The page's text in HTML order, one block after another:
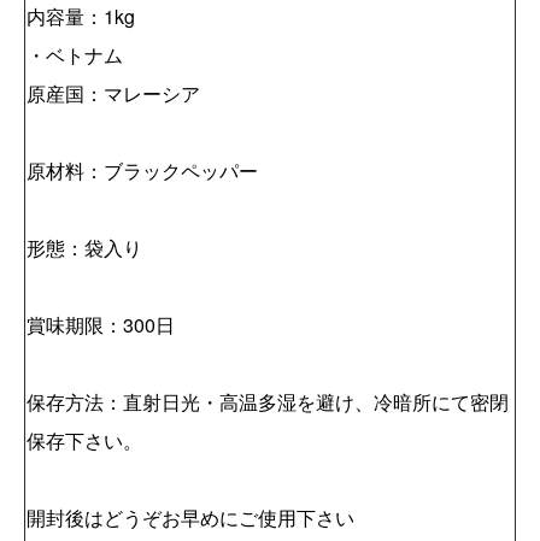
内容量：1kg
・ベトナム
原産国：マレーシア
原材料：ブラックペッパー
形態：袋入り
賞味期限：300日
保存方法：直射日光・高温多湿を避け、冷暗所にて密閉
保存下さい。
開封後はどうぞお早めにご使用下さい